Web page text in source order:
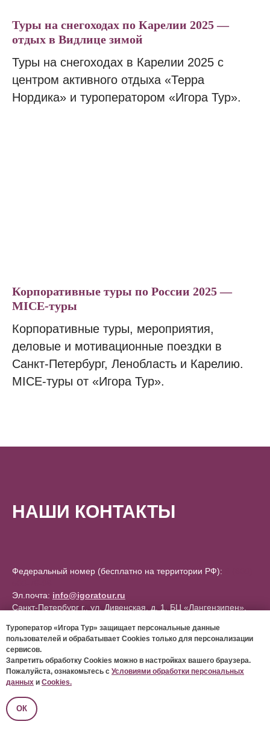
Туроператор «Игора Тур» защищает персональные данные
пользователей и обрабатывает Cookies только для персонализации
сервисов.
Запретить обработку Cookies можно в настройках вашего браузера.
Пожалуйста, ознакомьтесь с Условиями обработки персональных
данных и Cookies.
ОК
Туры на снегоходах по Карелии 2025 —
отдых в Видлице зимой
Туры на снегоходах в Карелии 2025 с
центром активного отдыха «Терра
Нордика» и туроператором «Игора Тур».
Корпоративные туры по России 2025 —
MICE-туры
Корпоративные туры, мероприятия,
деловые и мотивационные поездки в
Санкт-Петербург, Ленобласть и Карелию.
MICE-туры от «Игора Тур».
НАШИ КОНТАКТЫ
Федеральный номер (бесплатно на территории РФ):
Эл.почта: info@igoratour.ru
Санкт-Петербург г., ул. Дивенская, д. 1, БЦ «Лангензипен»,
(ст. м. «Горьковская»)
ПН-ПТ: с 10:00 до 19:00